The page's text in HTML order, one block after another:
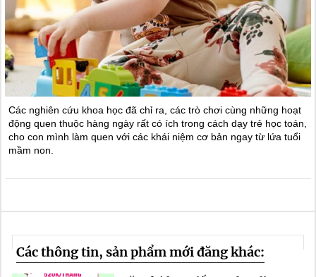
Các nghiên cứu khoa học đã chỉ ra, các trò chơi cùng những hoạt
động quen thuộc hàng ngày rất có ích trong cách dạy trẻ học toán,
cho con mình làm quen với các khái niệm cơ bản ngay từ lứa tuổi
mầm non.
Các thông tin, sản phẩm mới đăng khác: